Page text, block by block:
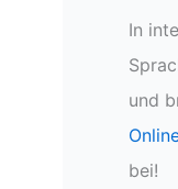
In
und
bei!